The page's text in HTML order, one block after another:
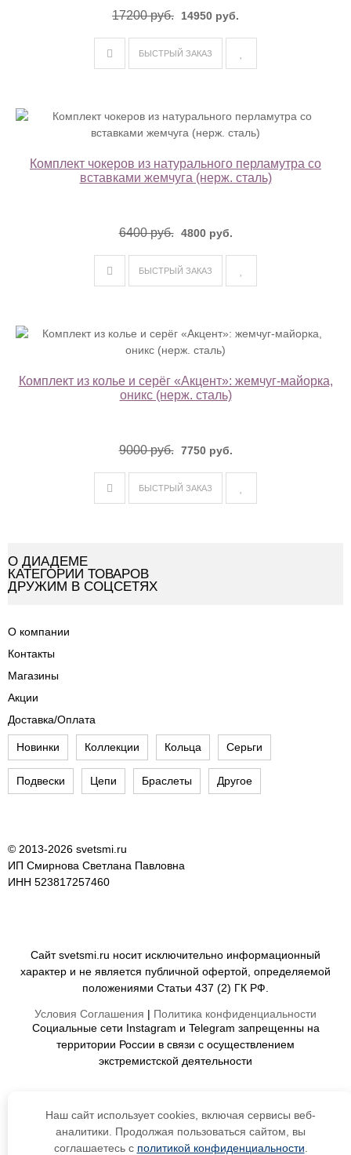
17200 руб. 14950 руб.
БЫСТРЫЙ ЗАКАЗ
Комплект чокеров из натурального перламутра со
вставками жемчуга (нерж. сталь)
6400 руб. 4800 руб.
БЫСТРЫЙ ЗАКАЗ
Комплект из колье и серёг «Акцент»: жемчуг-майорка,
оникс (нерж. сталь)
9000 руб. 7750 руб.
БЫСТРЫЙ ЗАКАЗ
О ДИАДЕМЕ
КАТЕГОРИИ ТОВАРОВ
ДРУЖИМ В СОЦСЕТЯХ
О компании
Контакты
Магазины
Акции
Доставка/Оплата
Новинки Коллекции Кольца Серьги
Подвески Цепи Браслеты Другое
© 2013-2026 svetsmi.ru
ИП Смирнова Светлана Павловна
ИНН 523817257460
Сайт svetsmi.ru носит исключительно информационный
характер и не является публичной офертой, определяемой
положениями Статьи 437 (2) ГК РФ.
Условия Соглашения | Политика конфиденциальности
Социальные сети Instagram и Telegram запрещенны на
территории России в связи с осуществлением
экстремистской деятельности
Наш сайт использует cookies, включая сервисы веб-
аналитики. Продолжая пользоваться сайтом, вы
соглашаетесь с политикой конфиденциальности